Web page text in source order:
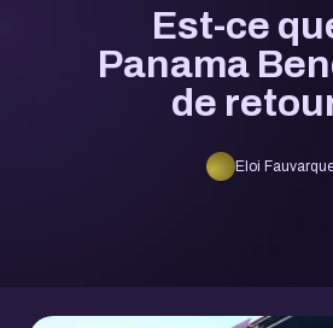
Est-ce
Panama
de
Eloi